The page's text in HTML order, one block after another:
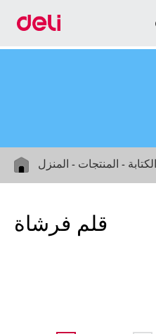
المنزل المنتجات
قلم فرشاة